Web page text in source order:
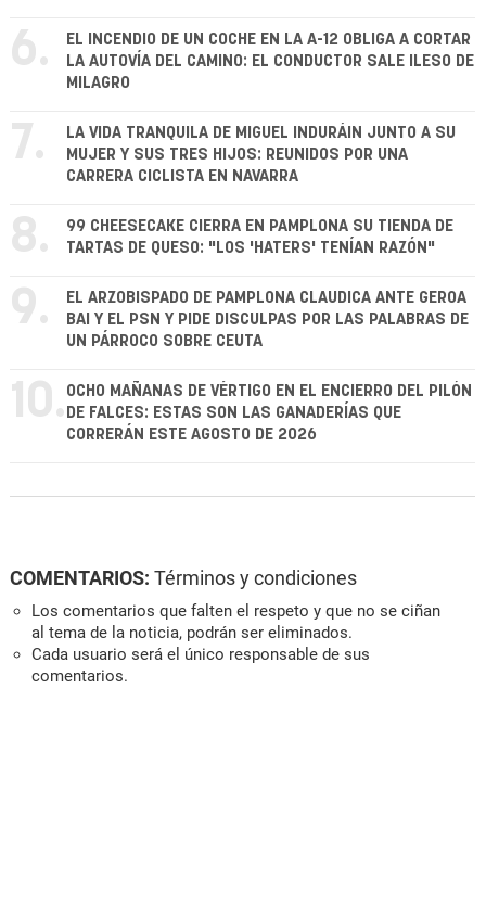
6.
EL INCENDIO DE UN COCHE EN LA A-12 OBLIGA A CORTAR
LA AUTOVÍA DEL CAMINO: EL CONDUCTOR SALE ILESO DE
MILAGRO
7.
LA VIDA TRANQUILA DE MIGUEL INDURÁIN JUNTO A SU
MUJER Y SUS TRES HIJOS: REUNIDOS POR UNA
CARRERA CICLISTA EN NAVARRA
8.
99 CHEESECAKE CIERRA EN PAMPLONA SU TIENDA DE
TARTAS DE QUESO: "LOS 'HATERS' TENÍAN RAZÓN"
9.
EL ARZOBISPADO DE PAMPLONA CLAUDICA ANTE GEROA
BAI Y EL PSN Y PIDE DISCULPAS POR LAS PALABRAS DE
UN PÁRROCO SOBRE CEUTA
10. OCHO MAÑANAS DE VÉRTIGO EN EL ENCIERRO DEL PILÓN
DE FALCES: ESTAS SON LAS GANADERÍAS QUE
CORRERÁN ESTE AGOSTO DE 2026
COMENTARIOS: Términos y condiciones
Los comentarios que falten el respeto y que no se ciñan
al tema de la noticia, podrán ser eliminados.
Cada usuario será el único responsable de sus
comentarios.